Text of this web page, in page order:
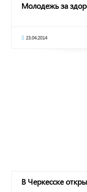
Молодежь за
23.04.2014
В Черкесске